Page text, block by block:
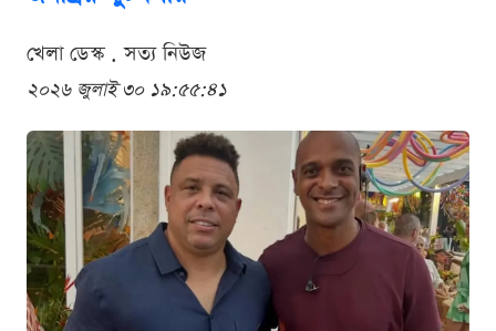
খেলা ডেস্ক . সত্য নিউজ
২০২৬ জুলাই ৩০ ১৯:৫৫:৪১